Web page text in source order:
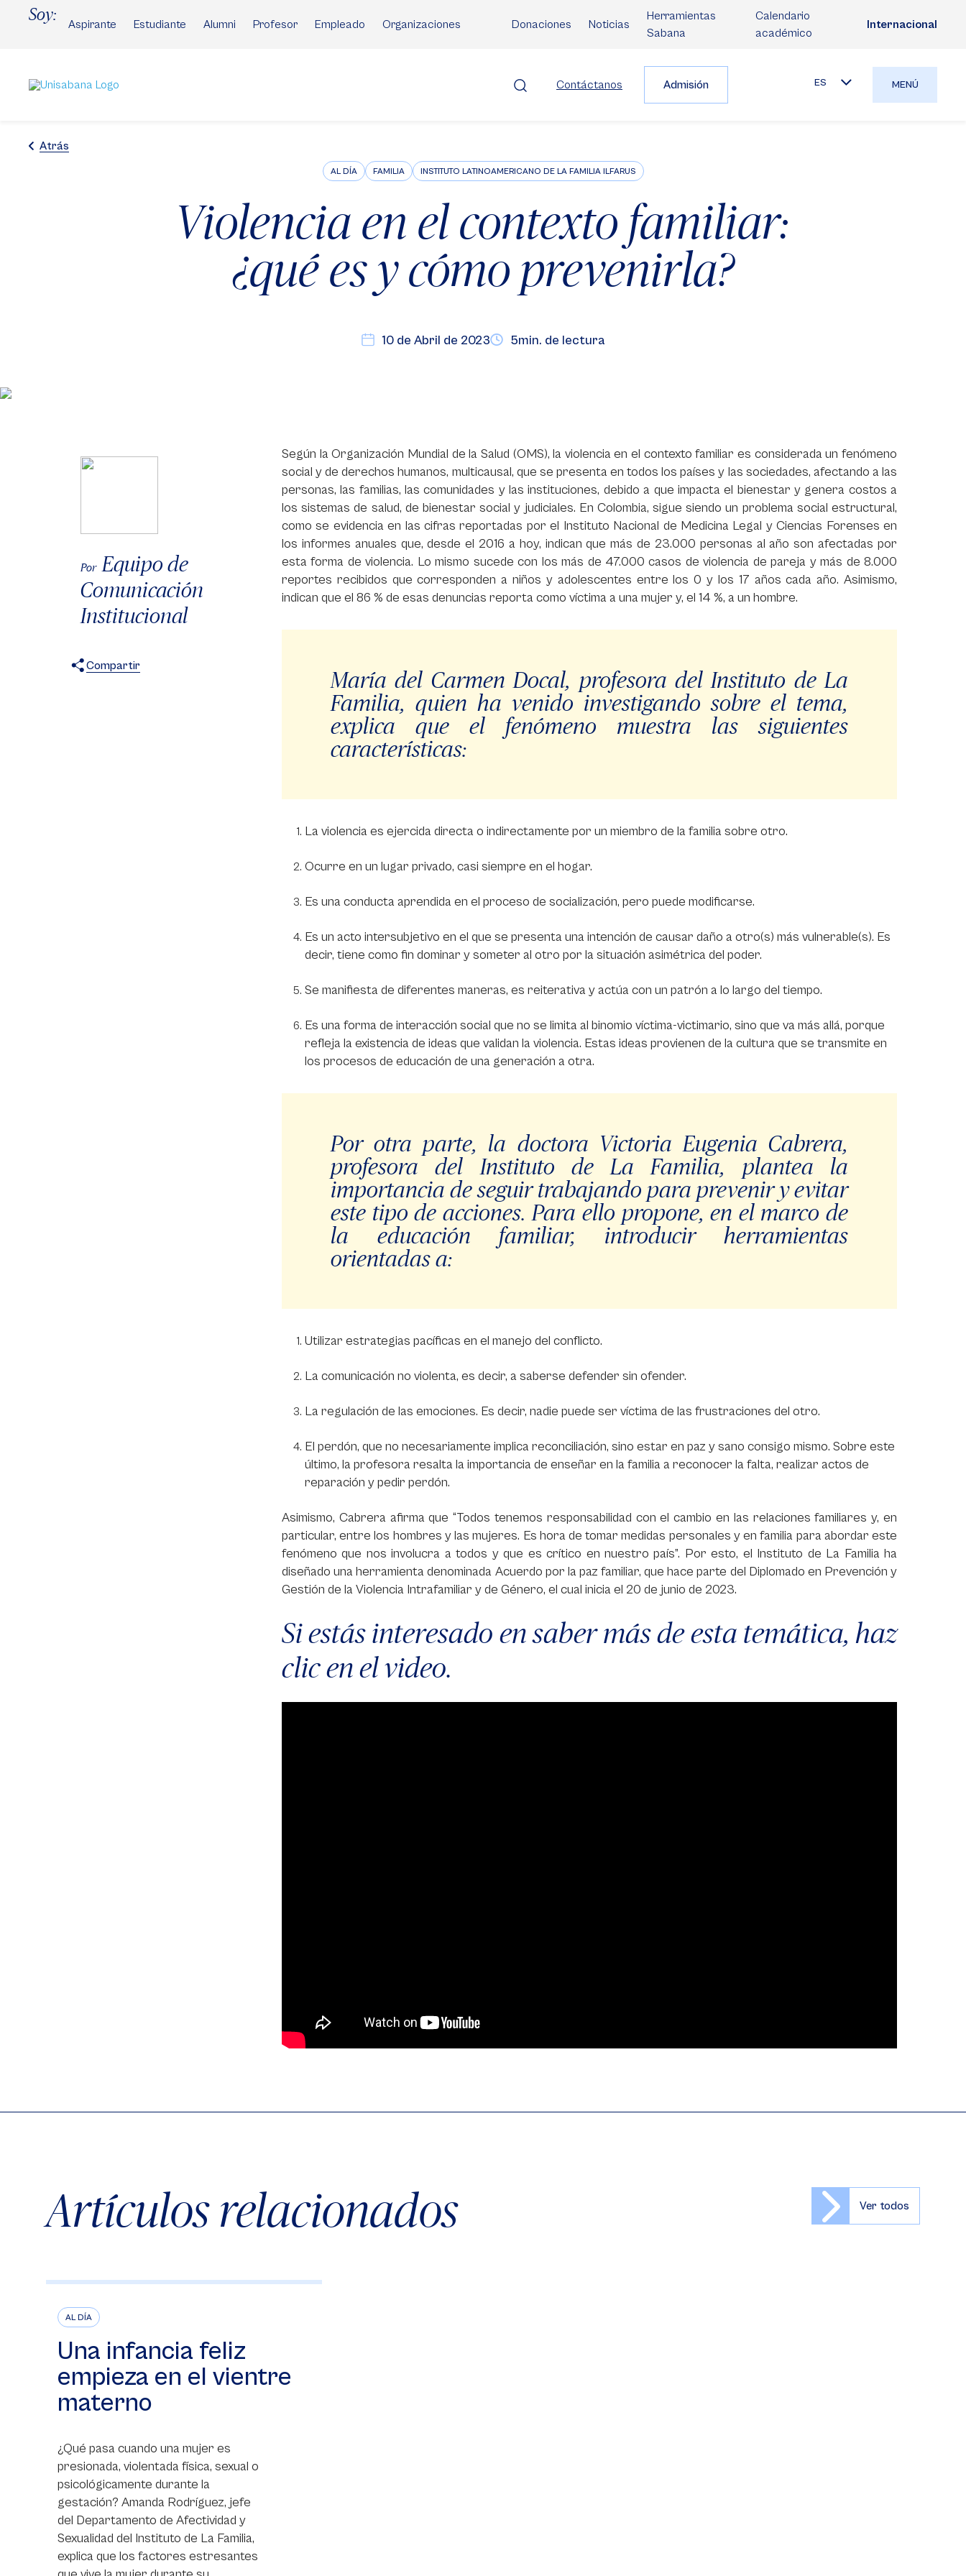
Soy:
Aspirante Estudiante Alumni Profesor Empleado Organizaciones Donaciones Noticias
Herramientas
Sabana
Calendario
académico
Internacional
Contáctanos Admisión ES MENÚ
Atrás
AL DÍA FAMILIA INSTITUTO LATINOAMERICANO DE LA FAMILIA ILFARUS
Violencia en el contexto familiar:
¿qué es y cómo prevenirla?
10 de Abril de 2023 5min. de lectura
Por Equipo de
Comunicación
Institucional
Compartir
Según la Organización Mundial de la Salud (OMS), la violencia en el contexto familiar es considerada un fenómeno
social y de derechos humanos, multicausal, que se presenta en todos los países y las sociedades, afectando a las
personas, las familias, las comunidades y las instituciones, debido a que impacta el bienestar y genera costos a
los sistemas de salud, de bienestar social y judiciales. En Colombia, sigue siendo un problema social estructural,
como se evidencia en las cifras reportadas por el Instituto Nacional de Medicina Legal y Ciencias Forenses en
los informes anuales que, desde el 2016 a hoy, indican que más de 23.000 personas al año son afectadas por
esta forma de violencia. Lo mismo sucede con los más de 47.000 casos de violencia de pareja y más de 8.000
reportes recibidos que corresponden a niños y adolescentes entre los 0 y los 17 años cada año. Asimismo,
indican que el 86 % de esas denuncias reporta como víctima a una mujer y, el 14 %, a un hombre.
María del Carmen Docal, profesora del Instituto de La
Familia, quien ha venido investigando sobre el tema,
explica que el fenómeno muestra las siguientes
características:
La violencia es ejercida directa o indirectamente por un miembro de la familia sobre otro.
Ocurre en un lugar privado, casi siempre en el hogar.
Es una conducta aprendida en el proceso de socialización, pero puede modificarse.
Es un acto intersubjetivo en el que se presenta una intención de causar daño a otro(s) más vulnerable(s). Es
decir, tiene como fin dominar y someter al otro por la situación asimétrica del poder.
Se manifiesta de diferentes maneras, es reiterativa y actúa con un patrón a lo largo del tiempo.
Es una forma de interacción social que no se limita al binomio víctima-victimario, sino que va más allá, porque
refleja la existencia de ideas que validan la violencia. Estas ideas provienen de la cultura que se transmite en
los procesos de educación de una generación a otra.
Por otra parte, la doctora Victoria Eugenia Cabrera,
profesora del Instituto de La Familia, plantea la
importancia de seguir trabajando para prevenir y evitar
este tipo de acciones. Para ello propone, en el marco de
la educación familiar, introducir herramientas
orientadas a:
Utilizar estrategias pacíficas en el manejo del conflicto.
La comunicación no violenta, es decir, a saberse defender sin ofender.
La regulación de las emociones. Es decir, nadie puede ser víctima de las frustraciones del otro.
El perdón, que no necesariamente implica reconciliación, sino estar en paz y sano consigo mismo. Sobre este
último, la profesora resalta la importancia de enseñar en la familia a reconocer la falta, realizar actos de
reparación y pedir perdón.
Asimismo, Cabrera afirma que “Todos tenemos responsabilidad con el cambio en las relaciones familiares y, en
particular, entre los hombres y las mujeres. Es hora de tomar medidas personales y en familia para abordar este
fenómeno que nos involucra a todos y que es crítico en nuestro país”. Por esto, el Instituto de La Familia ha
diseñado una herramienta denominada Acuerdo por la paz familiar, que hace parte del Diplomado en Prevención y
Gestión de la Violencia Intrafamiliar y de Género, el cual inicia el 20 de junio de 2023.
Si estás interesado en saber más de esta temática, haz
clic en el video.
Artículos relacionados Ver todos
AL DÍA
Una infancia feliz
empieza en el vientre
materno
¿Qué pasa cuando una mujer es
presionada, violentada física, sexual o
psicológicamente durante la
gestación? Amanda Rodríguez, jefe
del Departamento de Afectividad y
Sexualidad del Instituto de La Familia,
explica que los factores estresantes